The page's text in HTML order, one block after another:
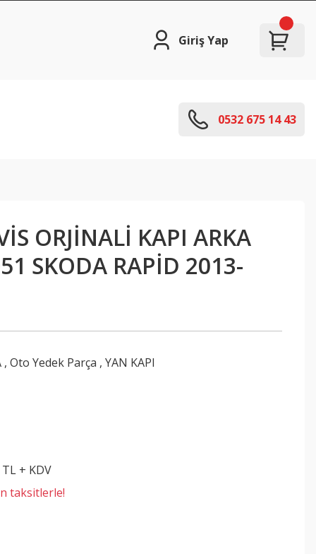
Giriş Yap
0532 675 14 43
ORJİNALİ KAPI ARKA
SKODA RAPİD 2013-
,Oto Yedek Parça ,YAN KAPI
+ KDV
taksitlerle!